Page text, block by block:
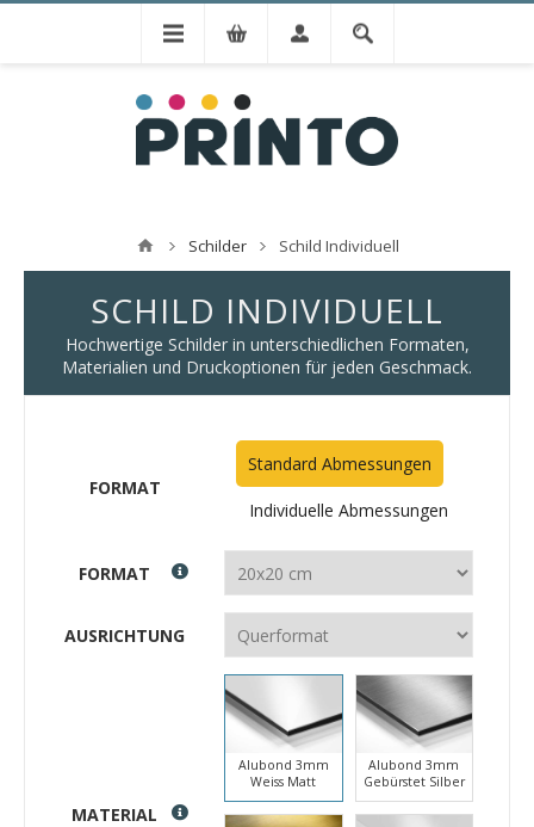
Schilder Schild Individuell
SCHILD INDIVIDUELL
Hochwertige Schilder in unterschiedlichen Formaten,
Materialien und Druckoptionen für jeden Geschmack.
FORMAT
Standard Abmessungen
Individuelle Abmessungen
FORMAT
AUSRICHTUNG
MATERIAL
Alubond 3mm
Weiss Matt
Alubond 3mm
Gebürstet Silber